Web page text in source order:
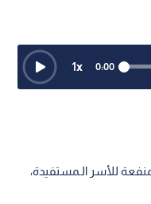
0:00
1x
للأسر الـمستفيدة،